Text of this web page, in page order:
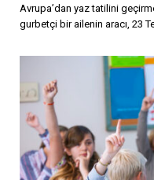
Avrupa’dan yaz tatilini
gurbetçi bir ailenin aracı, 23